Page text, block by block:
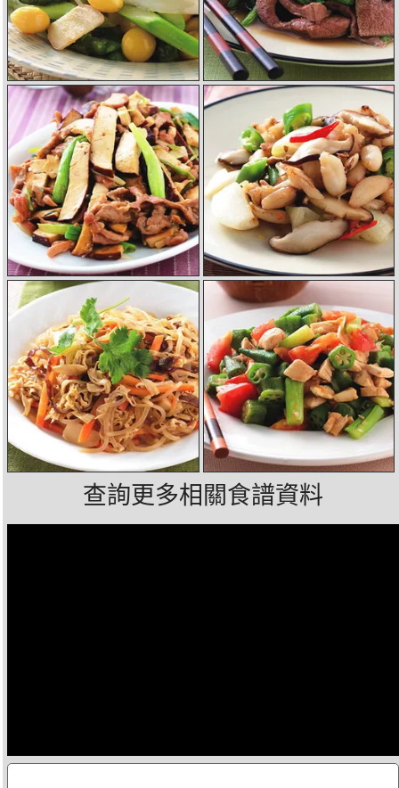
查詢更多相關食譜資料